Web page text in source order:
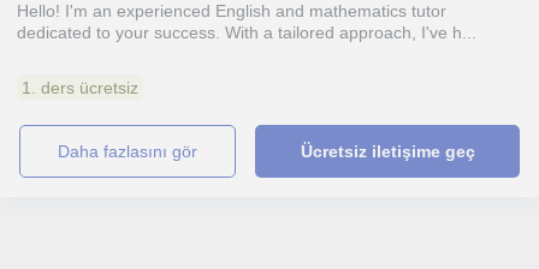
Hello! I'm an experienced English and mathematics tutor
dedicated to your success. With a tailored approach, I've h...
1. ders ücretsiz
daha fazlasını gör Ücretsiz iletişime geç